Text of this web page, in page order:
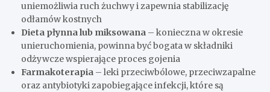
uniemożliwia ruch żuchwy i zapewnia stabilizację
odłamów kostnych
Dieta płynna lub miksowana – konieczna w okresie
unieruchomienia, powinna być bogata w składniki
odżywcze wspierające proces gojenia
Farmakoterapia – leki przeciwbólowe, przeciwzapalne
oraz antybiotyki zapobiegające infekcji, które są